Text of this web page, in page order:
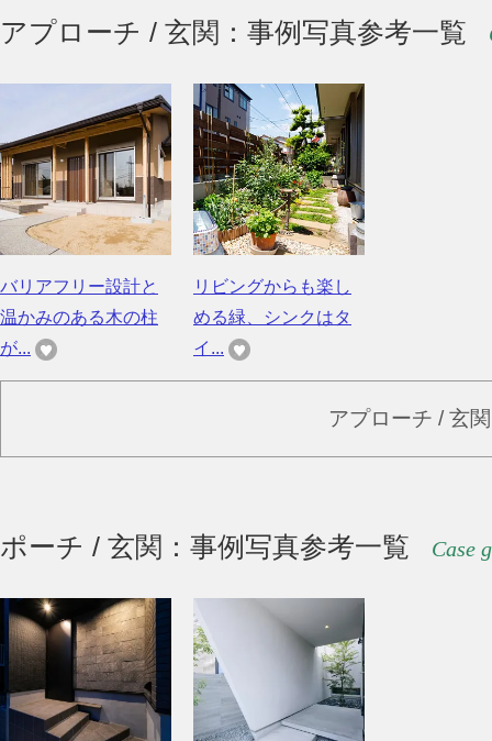
アプローチ / 玄関：事例写真参考一覧
バリアフリー設計と
温かみのある木の柱
が...
リビングからも楽し
める緑、シンクはタ
イ...
アプローチ / 玄
ポーチ / 玄関：事例写真参考一覧 Case